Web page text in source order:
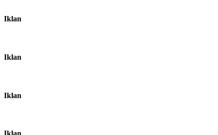
Iklan
Iklan
Iklan
Iklan